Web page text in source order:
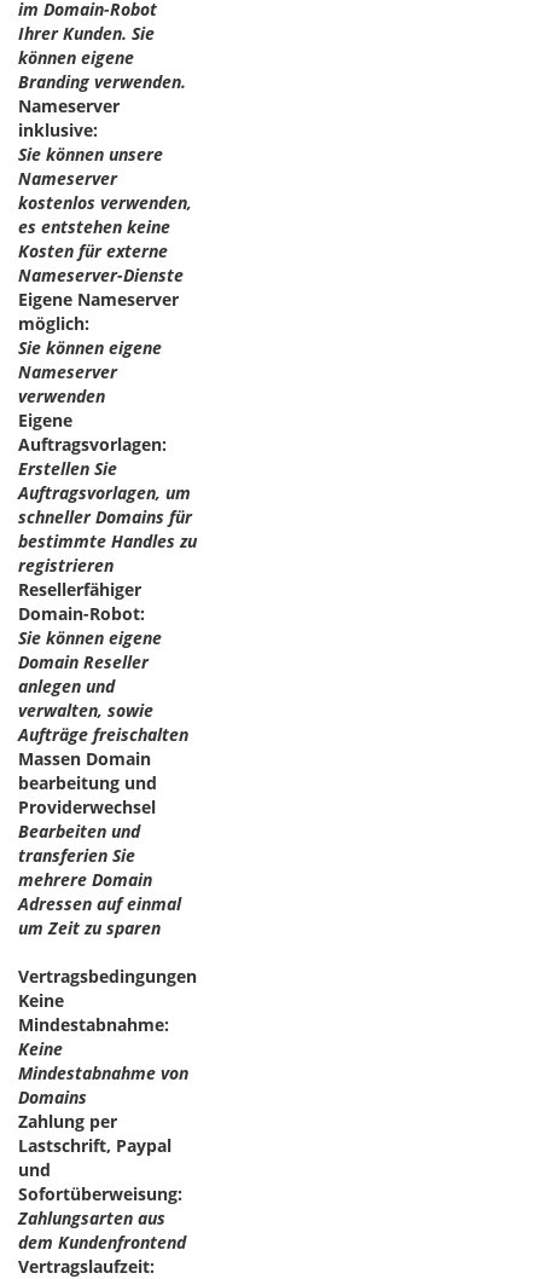
im Domain-Robot
Ihrer Kunden. Sie
können eigene
Branding verwenden.
Nameserver
inklusive:
Sie können unsere
Nameserver
kostenlos verwenden,
es entstehen keine
Kosten für externe
Nameserver-Dienste
Eigene Nameserver
möglich:
Sie können eigene
Nameserver
verwenden
Eigene
Auftragsvorlagen:
Erstellen Sie
Auftragsvorlagen, um
schneller Domains für
bestimmte Handles zu
registrieren
Resellerfähiger
Domain-Robot:
Sie können eigene
Domain Reseller
anlegen und
verwalten, sowie
Aufträge freischalten
Massen Domain
bearbeitung und
Providerwechsel
Bearbeiten und
transferien Sie
mehrere Domain
Adressen auf einmal
um Zeit zu sparen
Vertragsbedingungen
Keine
Mindestabnahme:
Keine
Mindestabnahme von
Domains
Zahlung per
Lastschrift, Paypal
und
Sofortüberweisung:
Zahlungsarten aus
dem Kundenfrontend
Vertragslaufzeit: